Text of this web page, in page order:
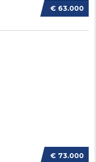
€ 63.000
€ 73.000